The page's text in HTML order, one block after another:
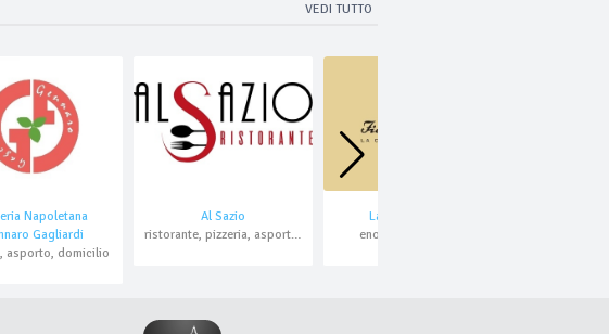
VEDI TUTTO
Napoletana
Gagliardi
asporto, domicilio
Al Sazio
ristorante, pizzeria, asporto, domicilio
La Fiaschetteria
enoteca con cucina